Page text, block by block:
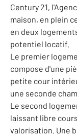
Century 21,
maison, en plein
en deux
potentiel locatif.
Le premier
compose d'une
petite cour
une seconde
Le second
laissant libre
valorisation. Une